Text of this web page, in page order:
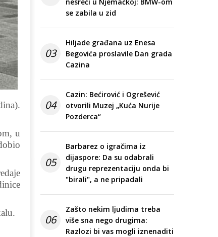
u
nesreći u Njemačkoj: BMW-om
se zabila u zid
03
Hiljade građana uz Enesa
Begovića proslavile Dan grada
Cazina
04
Cazin: Bećirović i Ogrešević
otvorili Muzej „Kuća Nurije
Pozderca“
05
Barbarez o igračima iz
dijaspore: Da su odabrali
drugu reprezentaciju onda bi
"birali", a ne pripadali
06
Zašto nekim ljudima treba
više sna nego drugima:
Razlozi bi vas mogli iznenaditi